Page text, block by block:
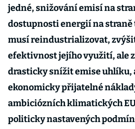
jedné, snižování emisí na
dostupnosti energií na straně
musí reindustrializovat,
efektivnost jejího využití, ale
drasticky snížit emise uhlíku,
ekonomicky přijatelné
ambiciózních klimatických
politicky nastavených